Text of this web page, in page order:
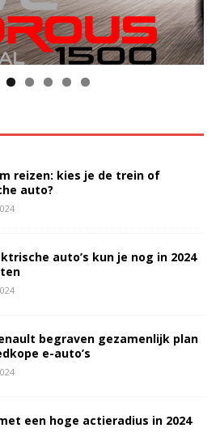
reizen: kies je de trein of
auto?
auto’s kun je nog in 2024
begraven gezamenlijk plan
e-auto’s
een hoge actieradius in 2024